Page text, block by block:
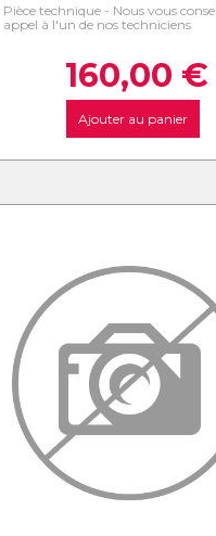
Pièce technique - Nous vous
appel à l'un de nos techniciens
160,00 €
Ajouter au panier